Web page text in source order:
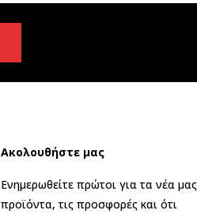
Ακολουθήστε μας
Ενημερωθείτε πρώτοι για τα νέα μας
προϊόντα, τις προσφορές και ότι